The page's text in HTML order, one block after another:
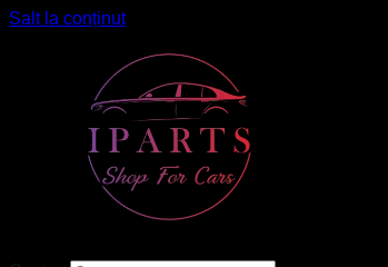
Salt la conținut